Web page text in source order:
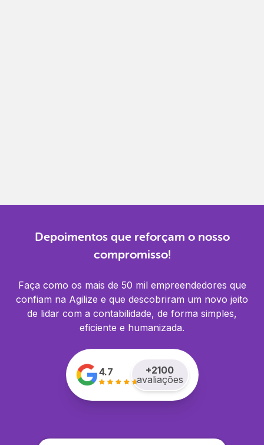
Depoimentos que reforçam o nosso
compromisso!
Faça como os mais de 50 mil empreendedores que
confiam na Agilize e que descobriram um novo jeito
de lidar com a contabilidade, de forma simples,
eficiente e humanizada.
4.7 +2100
avaliações